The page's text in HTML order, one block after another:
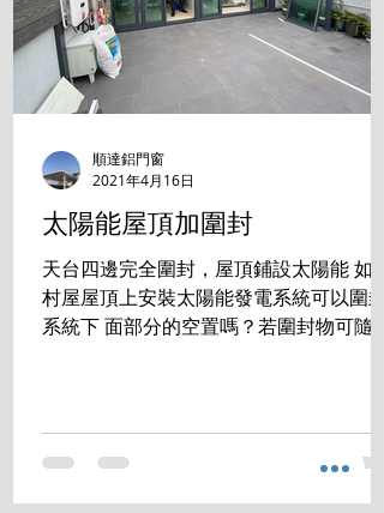
太陽能屋頂加圍封
天台四邊完全圍封，屋頂鋪設太陽能 如在
村屋屋頂上安裝太陽能發電系統可以圍封
系統下 面部分的空置嗎？若圍封物可隨時
順達鋁門窗
2021年4月16日